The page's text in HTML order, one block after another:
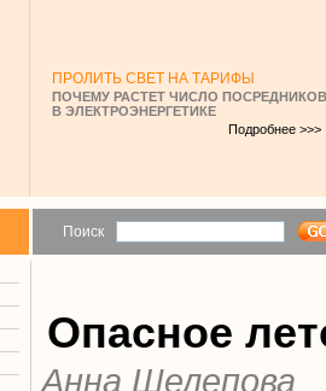
ПРОЛИТЬ СВЕТ НА ТАРИФЫ
ПОЧЕМУ РАСТЕТ ЧИСЛО ПОСРЕДНИКОВ
В ЭЛЕКТРОЭНЕРГЕТИКЕ
Подробнее >>>
Поиск
Опасное
Анна Шелепова